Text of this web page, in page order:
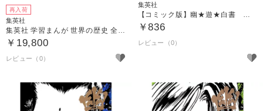
再入荷
集英社
集英社 学習まんが 世界の歴史 全巻セット（全18巻）
￥19,800
集英社
【コミック版】幽★遊★白書 ８
￥836